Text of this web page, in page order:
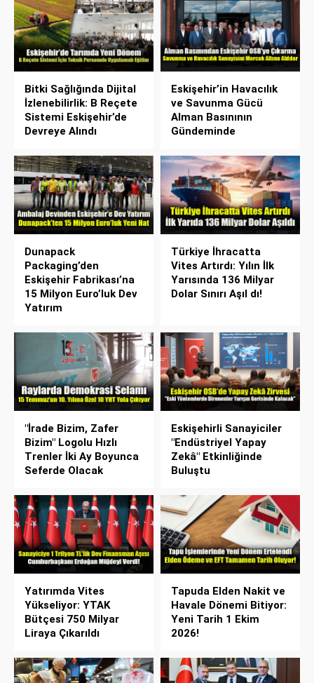
Bitki Sağlığında Dijital
İzlenebilirlik: B Reçete
Sistemi Eskişehir’de
Devreye Alındı
Eskişehir’in Havacılık
ve Savunma Gücü
Alman Basınının
Gündeminde
Dunapack
Packaging’den
Eskişehir Fabrikası’na
15 Milyon Euro’luk Dev
Yatırım
Türkiye İhracatta
Vites Artırdı: Yılın İlk
Yarısında 136 Milyar
Dolar Sınırı Aşıl dı!
"İrade Bizim, Zafer
Bizim" Logolu Hızlı
Trenler İki Ay Boyunca
Seferde Olacak
Eskişehirli Sanayiciler
"Endüstriyel Yapay
Zekâ" Etkinliğinde
Buluştu
Yatırımda Vites
Yükseliyor: YTAK
Bütçesi 750 Milyar
Liraya Çıkarıldı
Tapuda Elden Nakit ve
Havale Dönemi Bitiyor:
Yeni Tarih 1 Ekim
2026!